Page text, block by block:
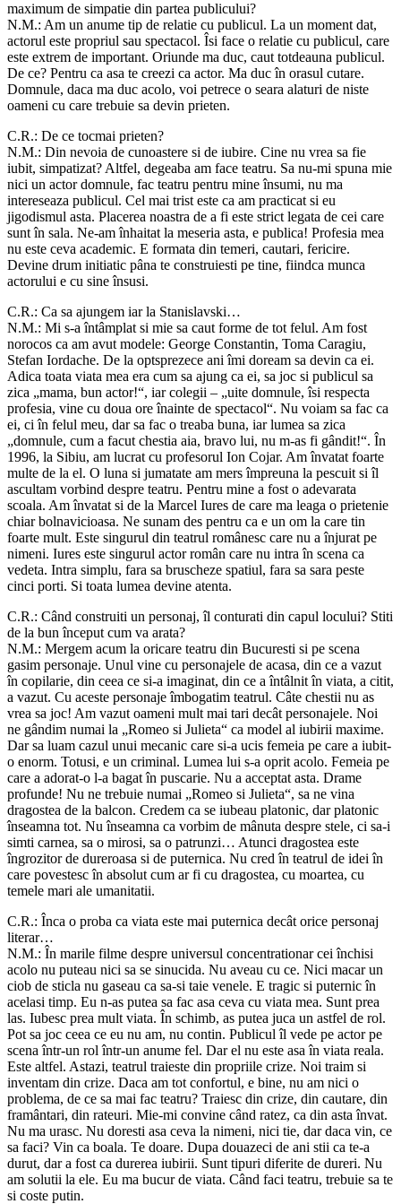
maximum de simpatie din partea publicului?
N.M.: Am un anume tip de relatie cu publicul. La un moment dat,
actorul este propriul sau spectacol. Îsi face o relatie cu publicul, care
este extrem de important. Oriunde ma duc, caut totdeauna publicul.
De ce? Pentru ca asa te creezi ca actor. Ma duc în orasul cutare.
Domnule, daca ma duc acolo, voi petrece o seara alaturi de niste
oameni cu care trebuie sa devin prieten.
C.R.: De ce tocmai prieten?
N.M.: Din nevoia de cunoastere si de iubire. Cine nu vrea sa fie
iubit, simpatizat? Altfel, degeaba am face teatru. Sa nu-mi spuna mie
nici un actor domnule, fac teatru pentru mine însumi, nu ma
intereseaza publicul. Cel mai trist este ca am practicat si eu
jigodismul asta. Placerea noastra de a fi este strict legata de cei care
sunt în sala. Ne-am înhaitat la meseria asta, e publica! Profesia mea
nu este ceva academic. E formata din temeri, cautari, fericire.
Devine drum initiatic pâna te construiesti pe tine, fiindca munca
actorului e cu sine însusi.
C.R.: Ca sa ajungem iar la Stanislavski…
N.M.: Mi s-a întâmplat si mie sa caut forme de tot felul. Am fost
norocos ca am avut modele: George Constantin, Toma Caragiu,
Stefan Iordache. De la optsprezece ani îmi doream sa devin ca ei.
Adica toata viata mea era cum sa ajung ca ei, sa joc si publicul sa
zica „mama, bun actor!“, iar colegii – „uite domnule, îsi respecta
profesia, vine cu doua ore înainte de spectacol“. Nu voiam sa fac ca
ei, ci în felul meu, dar sa fac o treaba buna, iar lumea sa zica
„domnule, cum a facut chestia aia, bravo lui, nu m-as fi gândit!“. În
1996, la Sibiu, am lucrat cu profesorul Ion Cojar. Am învatat foarte
multe de la el. O luna si jumatate am mers împreuna la pescuit si îl
ascultam vorbind despre teatru. Pentru mine a fost o adevarata
scoala. Am învatat si de la Marcel Iures de care ma leaga o prietenie
chiar bolnavicioasa. Ne sunam des pentru ca e un om la care tin
foarte mult. Este singurul din teatrul românesc care nu a înjurat pe
nimeni. Iures este singurul actor român care nu intra în scena ca
vedeta. Intra simplu, fara sa bruscheze spatiul, fara sa sara peste
cinci porti. Si toata lumea devine atenta.
C.R.: Când construiti un personaj, îl conturati din capul locului? Stiti
de la bun început cum va arata?
N.M.: Mergem acum la oricare teatru din Bucuresti si pe scena
gasim personaje. Unul vine cu personajele de acasa, din ce a vazut
în copilarie, din ceea ce si-a imaginat, din ce a întâlnit în viata, a citit,
a vazut. Cu aceste personaje îmbogatim teatrul. Câte chestii nu as
vrea sa joc! Am vazut oameni mult mai tari decât personajele. Noi
ne gândim numai la „Romeo si Julieta“ ca model al iubirii maxime.
Dar sa luam cazul unui mecanic care si-a ucis femeia pe care a iubit-
o enorm. Totusi, e un criminal. Lumea lui s-a oprit acolo. Femeia pe
care a adorat-o l-a bagat în puscarie. Nu a acceptat asta. Drame
profunde! Nu ne trebuie numai „Romeo si Julieta“, sa ne vina
dragostea de la balcon. Credem ca se iubeau platonic, dar platonic
înseamna tot. Nu înseamna ca vorbim de mânuta despre stele, ci sa-i
simti carnea, sa o mirosi, sa o patrunzi… Atunci dragostea este
îngrozitor de dureroasa si de puternica. Nu cred în teatrul de idei în
care povestesc în absolut cum ar fi cu dragostea, cu moartea, cu
temele mari ale umanitatii.
C.R.: Înca o proba ca viata este mai puternica decât orice personaj
literar…
N.M.: În marile filme despre universul concentrationar cei închisi
acolo nu puteau nici sa se sinucida. Nu aveau cu ce. Nici macar un
ciob de sticla nu gaseau ca sa-si taie venele. E tragic si puternic în
acelasi timp. Eu n-as putea sa fac asa ceva cu viata mea. Sunt prea
las. Iubesc prea mult viata. În schimb, as putea juca un astfel de rol.
Pot sa joc ceea ce eu nu am, nu contin. Publicul îl vede pe actor pe
scena într-un rol într-un anume fel. Dar el nu este asa în viata reala.
Este altfel. Astazi, teatrul traieste din propriile crize. Noi traim si
inventam din crize. Daca am tot confortul, e bine, nu am nici o
problema, de ce sa mai fac teatru? Traiesc din crize, din cautare, din
framântari, din rateuri. Mie-mi convine când ratez, ca din asta învat.
Nu ma urasc. Nu doresti asa ceva la nimeni, nici tie, dar daca vin, ce
sa faci? Vin ca boala. Te doare. Dupa douazeci de ani stii ca te-a
durut, dar a fost ca durerea iubirii. Sunt tipuri diferite de dureri. Nu
am solutii la ele. Eu ma bucur de viata. Când faci teatru, trebuie sa te
si coste putin.